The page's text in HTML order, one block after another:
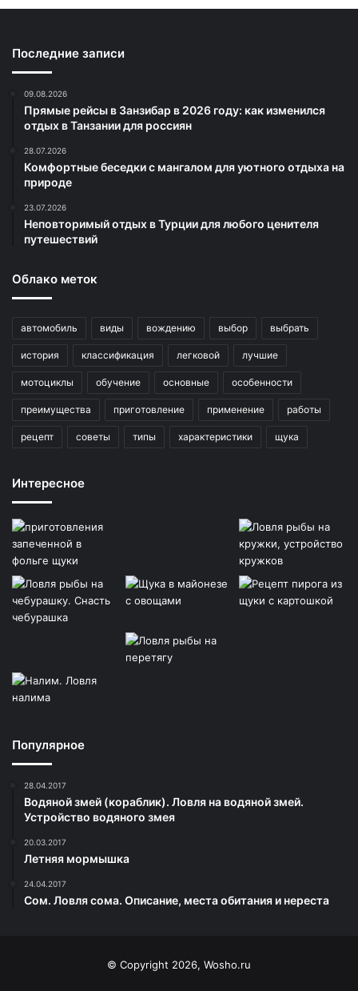
Последние записи
09.08.2026
Прямые рейсы в Занзибар в 2026 году: как изменился
отдых в Танзании для россиян
28.07.2026
Комфортные беседки с мангалом для уютного отдыха на
природе
23.07.2026
Неповторимый отдых в Турции для любого ценителя
путешествий
Облако меток
автомобиль виды вождению выбор выбрать
история классификация легковой лучшие
мотоциклы обучение основные особенности
преимущества приготовление применение работы
рецепт советы типы характеристики щука
Интересное
Популярное
28.04.2017
Водяной змей (кораблик). Ловля на водяной змей.
Устройство водяного змея
20.03.2017
Летняя мормышка
24.04.2017
Сом. Ловля сома. Описание, места обитания и нереста
© Copyright 2026, Wosho.ru